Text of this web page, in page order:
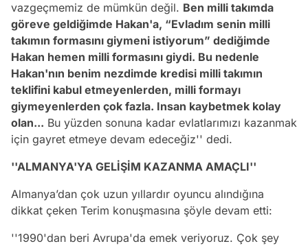
vazgeçmemiz de mümkün değil. Ben milli takımda
göreve geldiğimde Hakan'a, “Evladım senin milli
takımın formasını giymeni istiyorum” dediğimde
Hakan hemen milli formasını giydi. Bu nedenle
Hakan'nın benim nezdimde kredisi milli takımın
teklifini kabul etmeyenlerden, milli formayı
giymeyenlerden çok fazla. Insan kaybetmek kolay
olan... Bu yüzden sonuna kadar evlatlarımızı kazanmak
için gayret etmeye devam edeceğiz'' dedi.
''ALMANYA'YA GELİŞİM KAZANMA AMAÇLI''
Almanya’dan çok uzun yıllardır oyuncu alındığına
dikkat çeken Terim konuşmasına şöyle devam etti:
''1990'dan beri Avrupa'da emek veriyoruz. Çok şey